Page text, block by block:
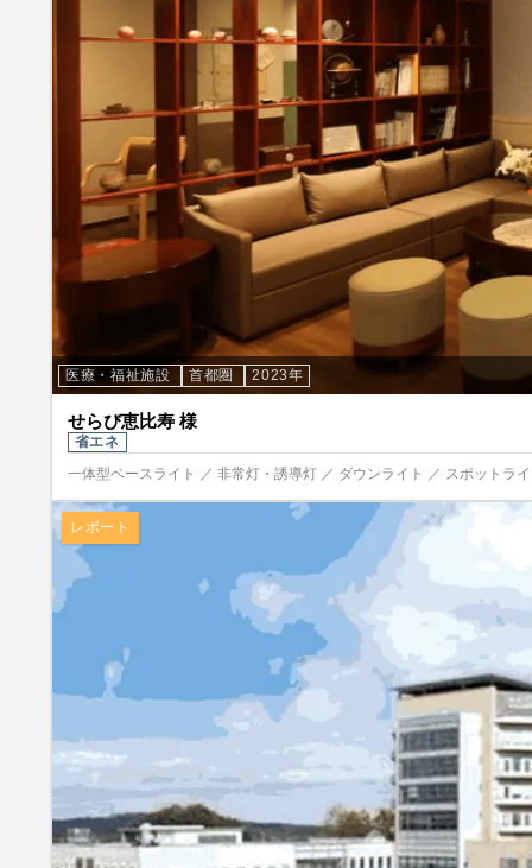
医療・福祉施設 首都圏 2023年
せらび恵比寿 様
省エネ
一体型ベースライト ／ 非常灯・誘導灯 ／ ダウンライト ／ スポットラ
レポート